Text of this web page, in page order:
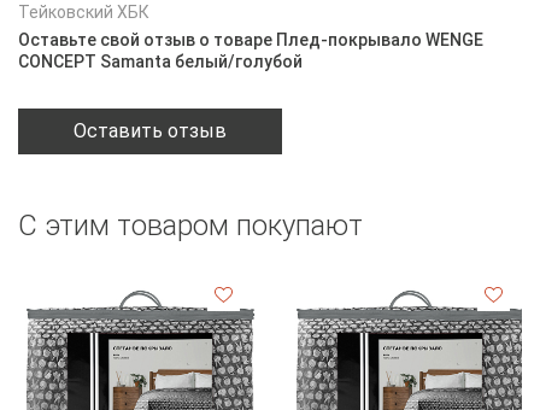
Тейковский ХБК
Оставьте свой отзыв о товаре Плед-покрывало WENGE
CONCEPT Samanta белый/голубой
Оставить отзыв
С этим товаром покупают